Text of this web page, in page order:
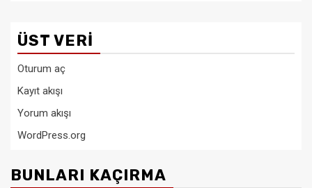
ÜST VERI
Oturum aç
Kayıt akışı
Yorum akışı
WordPress.org
BUNLARI KAÇIRMA